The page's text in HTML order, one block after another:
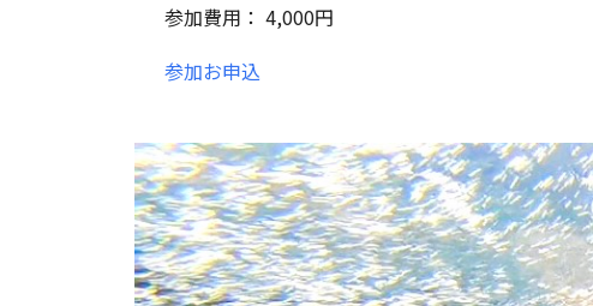
参加費用： 4,000円
参加お申込